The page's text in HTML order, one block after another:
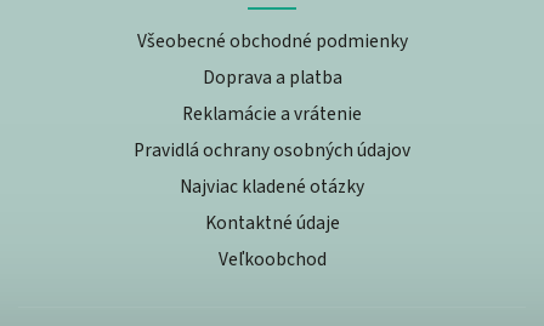
Všeobecné obchodné podmienky
Doprava a platba
Reklamácie a vrátenie
Pravidlá ochrany osobných údajov
Najviac kladené otázky
Kontaktné údaje
Veľkoobchod